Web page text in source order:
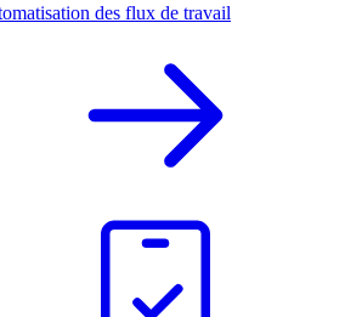
des flux de travail